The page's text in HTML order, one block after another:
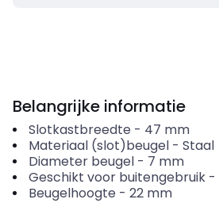
Belangrijke informatie
Slotkastbreedte - 47 mm
Materiaal (slot)beugel- Staal
Diameter beugel- 7 mm
Geschikt voor buitengebruik-
Beugelhoogte - 22 mm